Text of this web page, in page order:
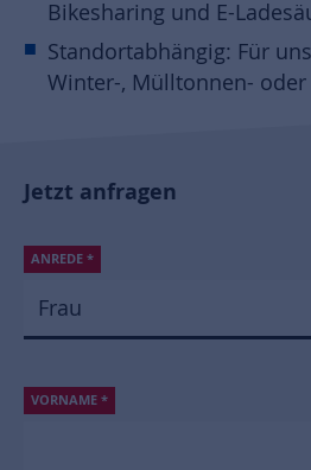
Bikesharing und E-
Standortabhängig: Für
Winter-, Mülltonnen- oder
Jetzt anfragen
ANREDE*
VORNAME*